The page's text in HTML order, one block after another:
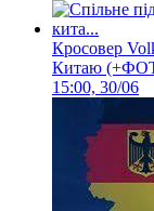
Кросовер
Китаю
15:00, 30/06